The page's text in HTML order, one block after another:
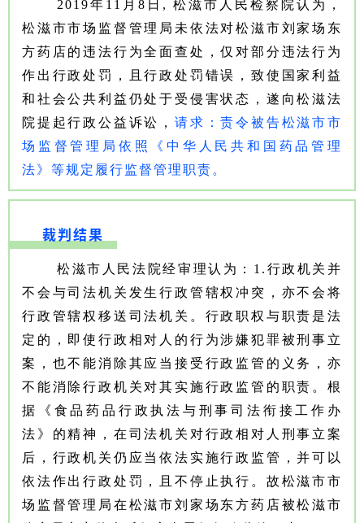
2019年11月8日, 松滋市人民检察院认为，
松滋市市场监督管理局未依法对松滋市刘家场东
方药店的违法行为全面查处，仅对部分违法行为
作出行政处罚，且行政处罚错误，致使国家利益
和社会公共利益仍处于受侵害状态，遂向松滋法
院提起行政公益诉讼， 请求：责令被告松滋市市
场监督管理局依照《中华人民共和国药品管理
法》等规定履行监督管理职责。
裁判结果
松滋市人民法院经审理认为：1.行政机关并
不会与司法机关发生行政管辖权冲突，亦不会将
行政管辖权移送司法机关。行政职权与职责是法
定的，即使行政相对人的行为涉嫌犯罪被刑事立
案，也不能消除其应当接受行政监管的义务，亦
不能消除行政机关对其实施行政监管的职责。根
据《食品药品行政执法与刑事司法衔接工作办
法》的精神，在司法机关对行政相对人刑事立案
后，行政机关仍应当依法实施行政监管，并可以
依法作出行政处罚，且不停止执行。故松滋市市
场监督管理局在松滋市刘家场东方药店被松滋市